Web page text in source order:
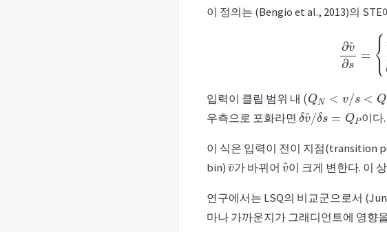
이 정의는 (Bengio et al., 2013)의
v
입력이 클립 범위 내 (QN Q
우측으로 포화라면 δv ^/δ QP 이다.
이 식은 입력이 전이 지점(transition
bin) v 가 바뀌어 v이 크게 변한다. 이
연구에서는 LSQ의 비교군으로서
마나 가까운지가 그래디언트에 영향